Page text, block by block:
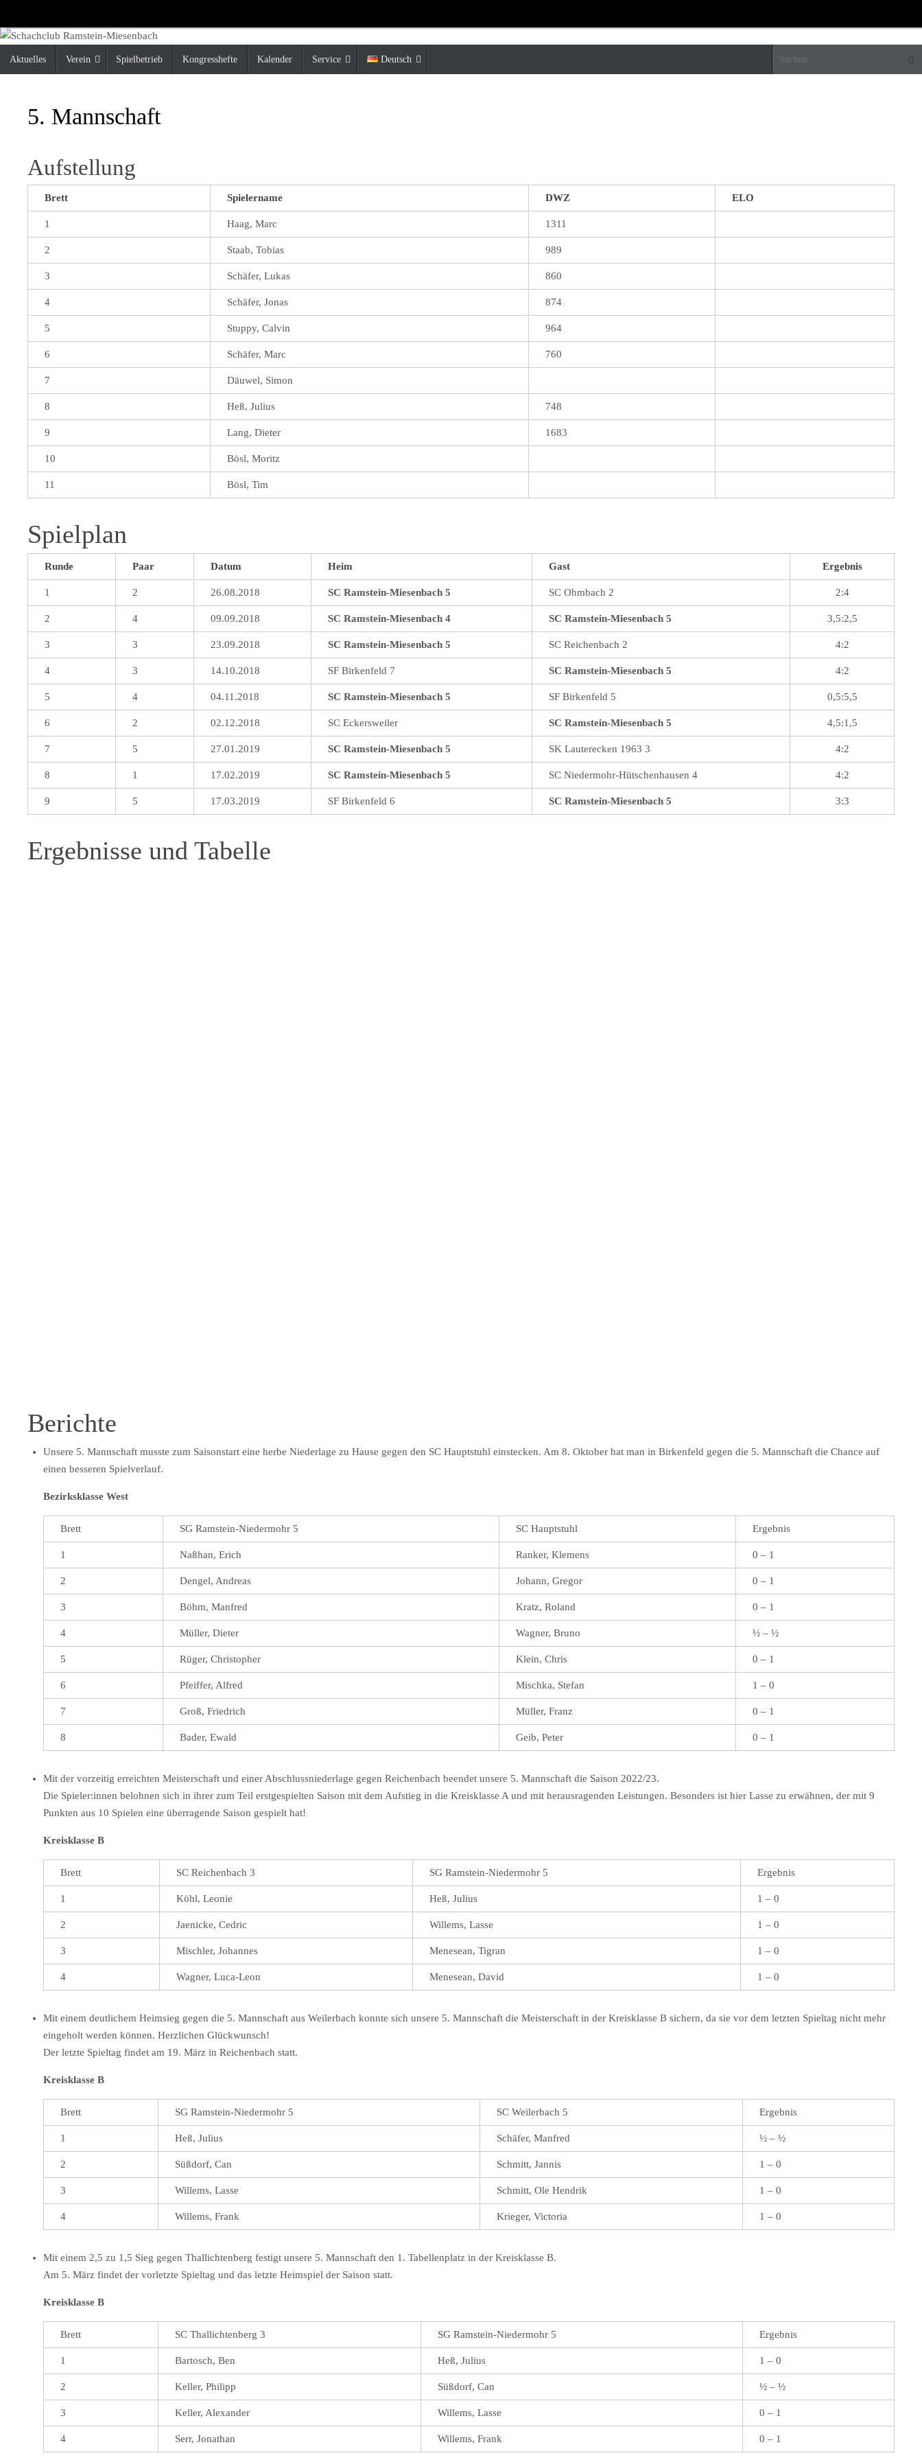
Inhalt
springen
Inhalt
Aktuelles Verein Spielbetrieb Kongresshefte Kalender Service Deutsch
5. Mannschaft
Aufstellung
Brett Spielername DWZ ELO
1 Haag, Marc 1311
2 Staab, Tobias 989
3 Schäfer, Lukas 860
4 Schäfer, Jonas 874
5 Stuppy, Calvin 964
6 Schäfer, Marc 760
7 Däuwel, Simon
8 Heß, Julius 748
9 Lang, Dieter 1683
10 Bösl, Moritz
11 Bösl, Tim
Spielplan
Runde Paar Datum Heim Gast Ergebnis
1 2 26.08.2018 SC Ramstein-Miesenbach 5 SC Ohmbach 2 2:4
2 4 09.09.2018 SC Ramstein-Miesenbach 4 SC Ramstein-Miesenbach 5 3,5:2,5
3 3 23.09.2018 SC Ramstein-Miesenbach 5 SC Reichenbach 2 4:2
4 3 14.10.2018 SF Birkenfeld 7 SC Ramstein-Miesenbach 5 4:2
5 4 04.11.2018 SC Ramstein-Miesenbach 5 SF Birkenfeld 5 0,5:5,5
6 2 02.12.2018 SC Eckersweiler SC Ramstein-Miesenbach 5 4,5:1,5
7 5 27.01.2019 SC Ramstein-Miesenbach 5 SK Lauterecken 1963 3 4:2
8 1 17.02.2019 SC Ramstein-Miesenbach 5 SC Niedermohr-Hütschenhausen 4 4:2
9 5 17.03.2019 SF Birkenfeld 6 SC Ramstein-Miesenbach 5 3:3
Ergebnisse und Tabelle
Berichte
Unsere 5. Mannschaft musste zum Saisonstart eine herbe Niederlage zu Hause gegen den SC Hauptstuhl einstecken. Am 8. Oktober hat man in Birkenfeld gegen die 5. Mannschaft die Chance auf
einen besseren Spielverlauf.
Bezirksklasse West
Brett SG Ramstein-Niedermohr 5 SC Hauptstuhl Ergebnis
1 Naßhan, Erich Ranker, Klemens 0 – 1
2 Dengel, Andreas Johann, Gregor 0 – 1
3 Böhm, Manfred Kratz, Roland 0 – 1
4 Müller, Dieter Wagner, Bruno ½ – ½
5 Rüger, Christopher Klein, Chris 0 – 1
6 Pfeiffer, Alfred Mischka, Stefan 1 – 0
7 Groß, Friedrich Müller, Franz 0 – 1
8 Bader, Ewald Geib, Peter 0 – 1
Mit der vorzeitig erreichten Meisterschaft und einer Abschlussniederlage gegen Reichenbach beendet unsere 5. Mannschaft die Saison 2022/23.
Die Spieler:innen belohnen sich in ihrer zum Teil erstgespielten Saison mit dem Aufstieg in die Kreisklasse A und mit herausragenden Leistungen. Besonders ist hier Lasse zu erwähnen, der mit 9
Punkten aus 10 Spielen eine überragende Saison gespielt hat!
Kreisklasse B
Brett SC Reichenbach 3 SG Ramstein-Niedermohr 5 Ergebnis
1 Köhl, Leonie Heß, Julius 1 – 0
2 Jaenicke, Cedric Willems, Lasse 1 – 0
3 Mischler, Johannes Menesean, Tigran 1 – 0
4 Wagner, Luca-Leon Menesean, David 1 – 0
Mit einem deutlichem Heimsieg gegen die 5. Mannschaft aus Weilerbach konnte sich unsere 5. Mannschaft die Meisterschaft in der Kreisklasse B sichern, da sie vor dem letzten Spieltag nicht mehr
eingeholt werden können. Herzlichen Glückwunsch!
Der letzte Spieltag findet am 19. März in Reichenbach statt.
Kreisklasse B
Brett SG Ramstein-Niedermohr 5 SC Weilerbach 5 Ergebnis
1 Heß, Julius Schäfer, Manfred ½ – ½
2 Süßdorf, Can Schmitt, Jannis 1 – 0
3 Willems, Lasse Schmitt, Ole Hendrik 1 – 0
4 Willems, Frank Krieger, Victoria 1 – 0
Mit einem 2,5 zu 1,5 Sieg gegen Thallichtenberg festigt unsere 5. Mannschaft den 1. Tabellenplatz in der Kreisklasse B.
Am 5. März findet der vorletzte Spieltag und das letzte Heimspiel der Saison statt.
Kreisklasse B
Brett SC Thallichtenberg 3 SG Ramstein-Niedermohr 5 Ergebnis
1 Bartosch, Ben Heß, Julius 1 – 0
2 Keller, Philipp Süßdorf, Can ½ – ½
3 Keller, Alexander Willems, Lasse 0 – 1
4 Serr, Jonathan Willems, Frank 0 – 1